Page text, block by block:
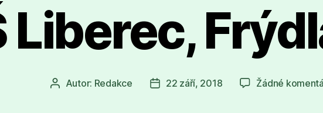
Liberec,
AutorAutor: Redakce
Datum
22 září, 2018 Žádné